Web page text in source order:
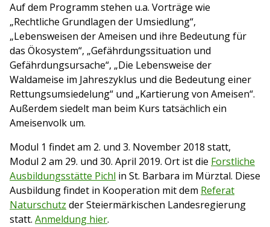
Auf dem Programm stehen u.a. Vorträge wie
„Rechtliche Grundlagen der Umsiedlung“,
„Lebensweisen der Ameisen und ihre Bedeutung für
das Ökosystem“, „Gefährdungssituation und
Gefährdungsursache“, „Die Lebensweise der
Waldameise im Jahreszyklus und die Bedeutung einer
Rettungsumsiedelung“ und „Kartierung von Ameisen“.
Außerdem siedelt man beim Kurs tatsächlich ein
Ameisenvolk um.
Modul 1 findet am 2. und 3. November 2018 statt,
Modul 2 am 29. und 30. April 2019. Ort ist die Forstliche
Ausbildungsstätte Pichl in St. Barbara im Mürztal. Diese
Ausbildung findet in Kooperation mit dem Referat
Naturschutz der Steiermärkischen Landesregierung
statt. Anmeldung hier.